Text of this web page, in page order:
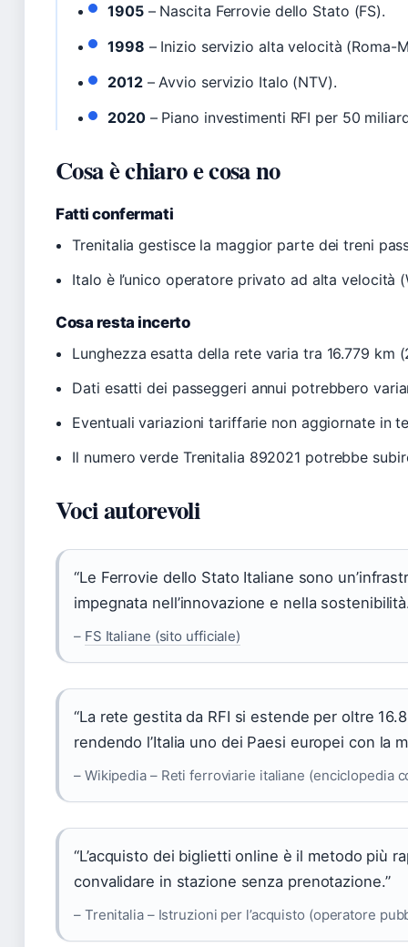
1905– Nascita Ferrovie dello Stato (FS).
1998 – Inizio servizio alta velocità (Roma-
2012– Avvio servizio Italo (NTV).
2020– Piano investimenti RFI per 50
Cosa è chiaro e cosa no
Fatti confermati
Trenitalia gestisce la maggior parte dei treni
Italo è l’unico operatore privato ad alta velocità
Cosa resta incerto
Lunghezza esatta della rete varia tra 16.779 km
Dati esatti dei passeggeri annui potrebbero
Eventuali variazioni tariffarie non aggiornate in
Il numero verde Trenitalia 892021 potrebbe
Voci autorevoli
“Le Ferrovie dello Stato Italiane sono
impegnata nell’innovazione e nella
– FS Italiane (sito ufficiale)
“La rete gestita da RFI si estende per oltre
rendendo l’Italia uno dei Paesi europei con la
– Wikipedia – Reti ferroviarie italiane (enciclopedia
“L’acquisto dei biglietti online è il metodo più
convalidare in stazione senza prenotazione.”
– Trenitalia – Istruzioni per l’acquisto (operatore